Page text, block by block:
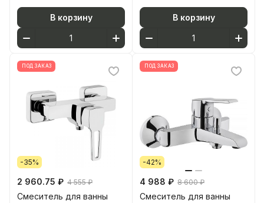
В корзину В корзину
ПОД ЗАКАЗ
-35%
2 960.75 ₽ 4 555 ₽
Смеситель для ванны
ПОД ЗАКАЗ
-42%
4 988 ₽ 8 600 ₽
Смеситель для ванны